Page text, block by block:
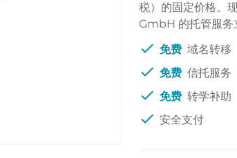
税）的固定价格。
GmbH 的托管服务
check 免费 域名转移
check 免费 信托服务
check 免费 转学补助
check 安全支付